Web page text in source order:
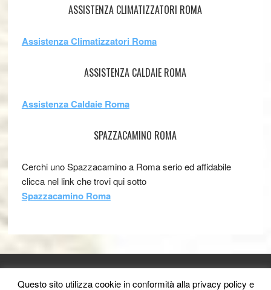
ASSISTENZA CLIMATIZZATORI ROMA
Assistenza Climatizzatori Roma
ASSISTENZA CALDAIE ROMA
Assistenza Caldaie Roma
SPAZZACAMINO ROMA
Cerchi uno Spazzacamino a Roma serio ed affidabile
clicca nel link che trovi qui sotto
Spazzacamino Roma
Groupestetica.com Copyright © 2011- 2026 - Centri Estetici.Link utili
Questo sito utilizza cookie in conformità alla privacy policy e